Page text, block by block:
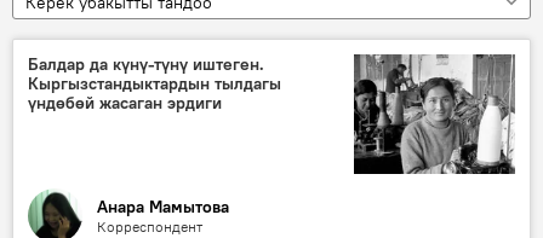
Балдар да күнү-түнү иштеген.
Кыргызстандыктардын тылдагы
үндөбөй жасаган эрдиги
Анара Мамытова
Корреспондент